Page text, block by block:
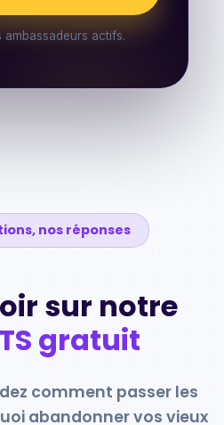
ambassadeurs actifs.
nos réponses
sur notre
gratuit
comment passer les
abandonner vos vieux